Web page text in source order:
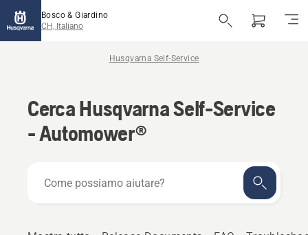
Bosco & Giardino
CH, Italiano
Husqvarna Self-Service
Cerca Husqvarna Self-Service
- Automower®
possiamo